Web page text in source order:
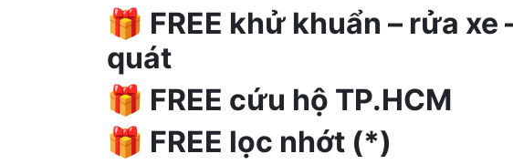
🎁 FREE khử khuẩn – rửa
quát
🎁 FREE cứu hộ TP.HCM
🎁 FREE lọc nhớt (*)